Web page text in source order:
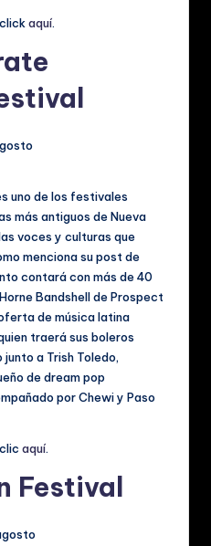
aquí.
uno de los festivales
más antiguos de Nueva
voces y culturas que
menciona su post de
contará con más de 40
Bandshell de Prospect
de música latina
traerá sus boleros
a Trish Toledo,
de dream pop
por Chewi y Paso
aquí.
Festival